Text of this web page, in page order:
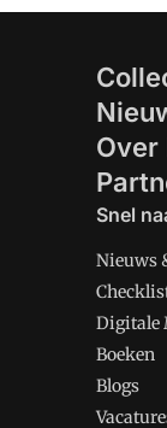
Over
Snel
Nieuws
Digitale
Boeken
Blogs